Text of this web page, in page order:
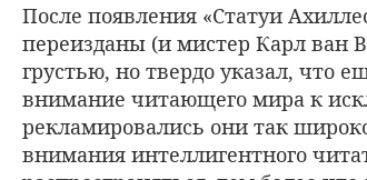
После появления «Статуи
переизданы (и мистер Карл ван
грустью, но твердо указал, что
внимание читающего мира к
рекламировались они так
внимания интеллигентного